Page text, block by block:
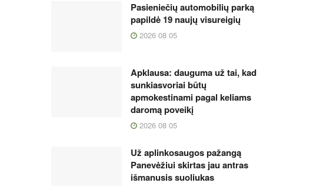
Pasieniečių automobilių parką
papildė 19 naujų visureigių
2026 08 05
Apklausa: dauguma už tai, kad
sunkiasvoriai būtų
apmokestinami pagal keliams
daromą poveikį
2026 08 05
Už aplinkosaugos pažangą
Panevėžiui skirtas jau antras
išmanusis suoliukas